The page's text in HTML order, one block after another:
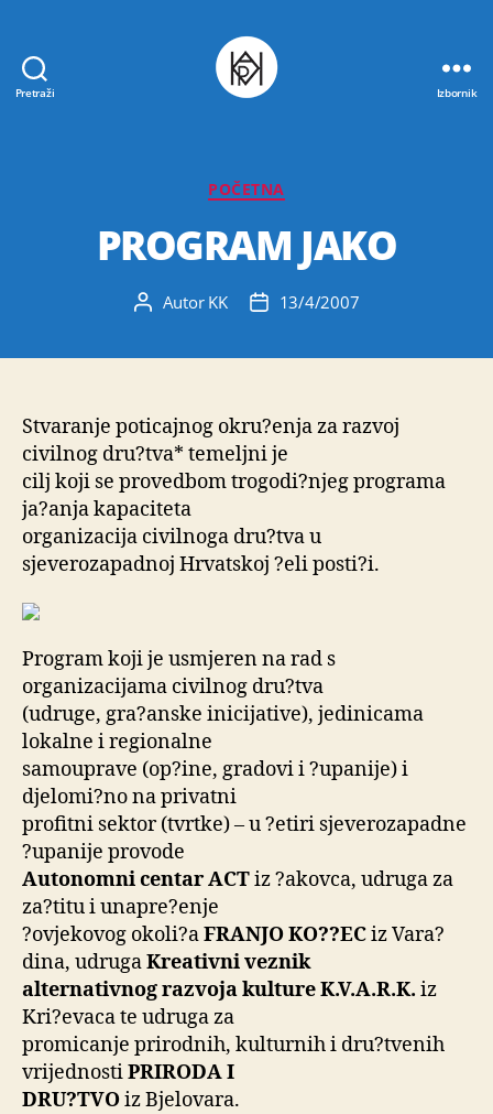
Pretraži Izbornik
Kategorije
POČETNA
PROGRAM JAKO
AutorAutor KK
Datum13/4/2007
Stvaranje poticajnog okru?enja za razvoj
civilnog dru?tva* temeljni je
cilj koji se provedbom trogodi?njeg programa
ja?anja kapaciteta
organizacija civilnoga dru?tva u
sjeverozapadnoj Hrvatskoj ?eli posti?i.
Program koji je usmjeren na rad s
organizacijama civilnog dru?tva
(udruge, gra?anske inicijative), jedinicama
lokalne i regionalne
samouprave (op?ine, gradovi i ?upanije) i
djelomi?no na privatni
profitni sektor (tvrtke) – u ?etiri sjeverozapadne
?upanije provode
Autonomni centar ACTiz ?akovca, udruga za
za?titu i unapre?enje
?ovjekovog okoli?aFRANJO KO??ECiz Vara?
dina, udrugaKreativni veznik
alternativnog razvoja kulture K.V.A.R.K. iz
Kri?evaca te udruga za
promicanje prirodnih, kulturnih i dru?tvenih
vrijednostiPRIRODA I
DRU?TVOiz Bjelovara.